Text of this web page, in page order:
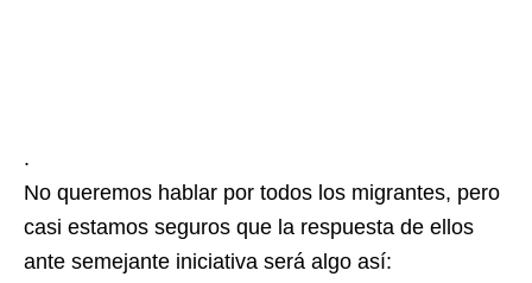
.
No queremos hablar por todos los migrantes, pero
casi estamos seguros que la respuesta de ellos
ante semejante iniciativa será algo así: